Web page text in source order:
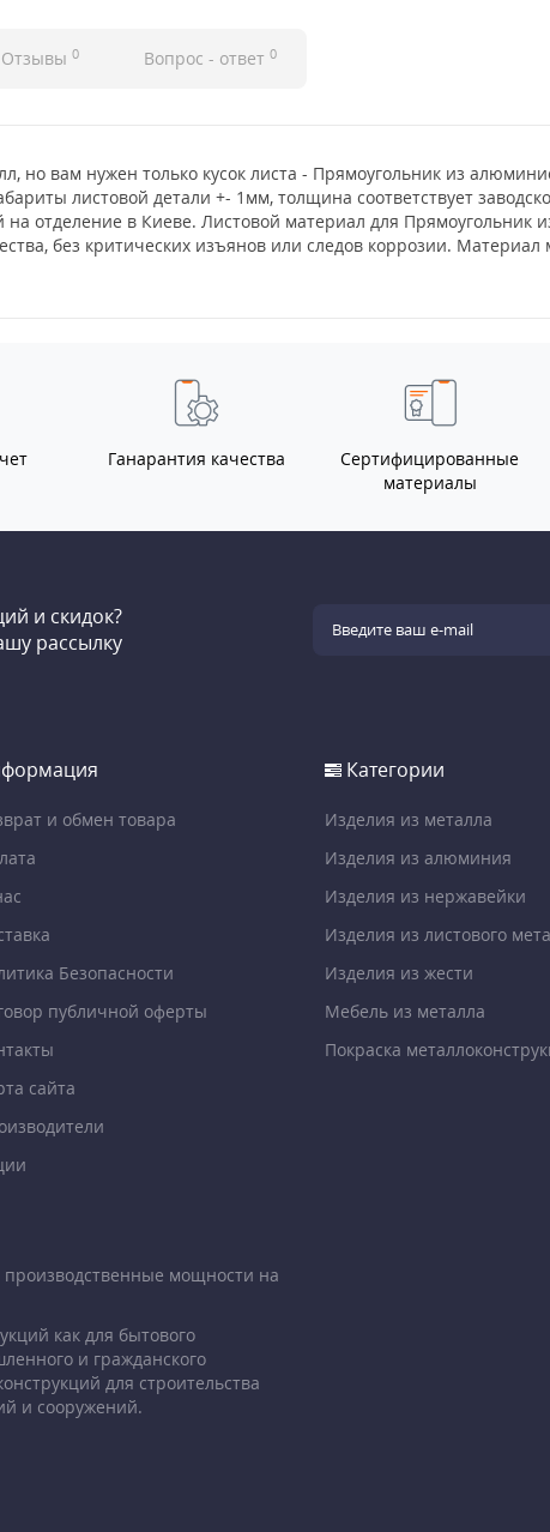
Отзывы 0 Вопрос - ответ 0
но вам нужен только кусок листа - Прямоугольник из
листовой детали +- 1мм, толщина соответствует
на отделение в Киеве. Листовой материал для Прямоугольник
без критических изъянов или следов коррозии.
Ганарантия качества
Сертифицированные
материалы
и скидок?
рассылку
и обмен товара
Безопасности
публичной оферты
сайта
Категории
Изделия из металла
Изделия из алюминия
Изделия из нержавейки
Изделия из листового
Изделия из жести
Мебель из металла
Покраска
производственные мощности на
как для бытового
и гражданского
для строительства
и сооружений.